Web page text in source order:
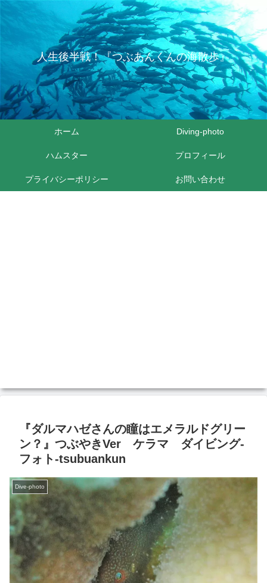
人生後半戦！『つぶあんくんの海散歩』
ホーム Diving-photo
ハムスター プロフィール
プライバシーポリシー お問い合わせ
『ダルマハゼさんの瞳はエメラルドグリー
ン？』つぶやきVer ケラマ ダイビング‐
フォト‐tsubuankun
Dive-photo